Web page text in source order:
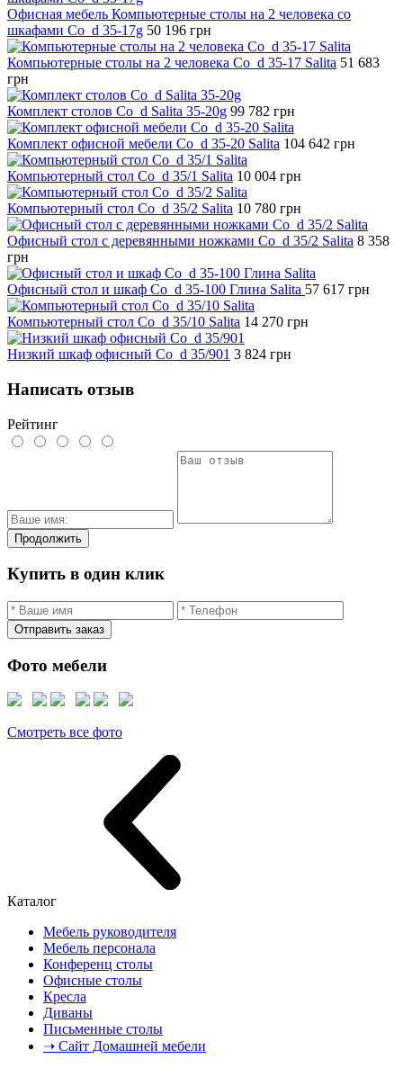
Офисная мебель Компьютерные столы на 2 человека со
шкафами Co_d 35-17g 50 196 грн
Компьютерные столы на 2 человека Co_d 35-17 Salita 51 683
грн
Комплект столов Co_d Salita 35-20g 99 782 грн
Комплект офисной мебели Co_d 35-20 Salita 104 642 грн
Компьютерный стол Co_d 35/1 Salita 10 004 грн
Компьютерный стол Co_d 35/2 Salita 10 780 грн
Офисный стол с деревянными ножками Co_d 35/2 Salita 8 358
грн
Офисный стол и шкаф Co_d 35-100 Глина Salita 57 617 грн
Компьютерный стол Co_d 35/10 Salita 14 270 грн
Низкий шкаф офисный Co_d 35/901 3 824 грн
Написать отзыв
Рейтинг
Продолжить
Купить в один клик
Отправить заказ
Фото мебели
Смотреть все фото
Каталог
Мебель руководителя
Мебель персонала
Конференц столы
Офисные столы
Кресла
Диваны
Письменные столы
➝ Сайт Домашней мебели